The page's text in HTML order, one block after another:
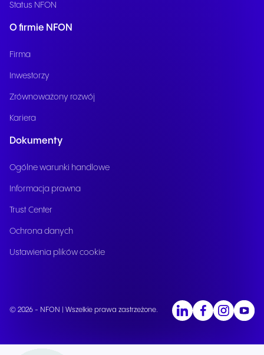
Status NFON
O firmie NFON
Firma
Inwestorzy
Zrównoważony rozwój
Kariera
Dokumenty
Ogólne warunki handlowe
Informacja prawna
Trust Center
Ochrona danych
Ustawienia plików cookie
© 2026 - NFON | Wszelkie prawa zastrzeżone.